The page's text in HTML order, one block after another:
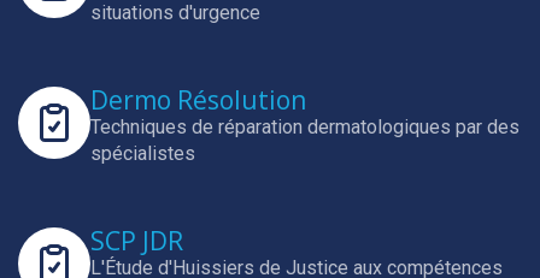
situations d'urgence
Dermo Résolution
Techniques de réparation dermatologiques par des
spécialistes
SCP JDR
L'Étude d'Huissiers de Justice aux compétences